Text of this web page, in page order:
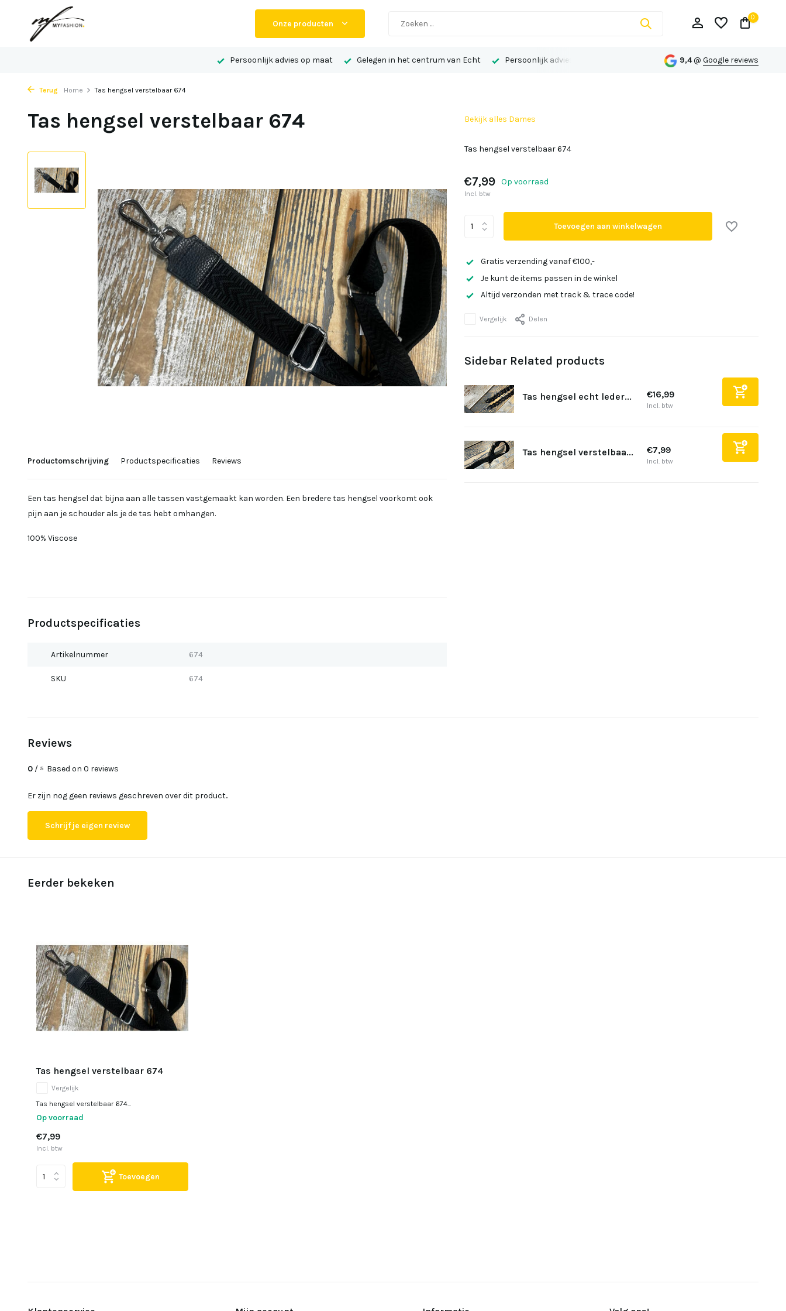
Onze producten
0
Persoonlijk advies op maat Gelegen in het centrum van Echt Persoonlijk advies op maat 9,4@ Google reviews
Terug Home Tas hengsel verstelbaar 674
Tas hengsel verstelbaar 674
Productomschrijving Productspecificaties Reviews
Een tas hengsel dat bijna aan alle tassen vastgemaakt kan worden. Een bredere tas hengsel voorkomt ook
pijn aan je schouder als je de tas hebt omhangen.
100% Viscose
Productspecificaties
Artikelnummer 674
SKU 674
Bekijk alles Dames
Tas hengsel verstelbaar 674
€7,99 Op voorraad
Incl. btw
Toevoegen aan winkelwagen
Gratis verzending vanaf €100,-
Je kunt de items passen in de winkel
Altijd verzonden met track & trace code!
Vergelijk Delen
Sidebar Related products
Tas hengsel echt leder... €16,99
Incl. btw
Tas hengsel verstelbaa... €7,99
Incl. btw
Reviews
0 / 5 Based on 0 reviews
Er zijn nog geen reviews geschreven over dit product..
Schrijf je eigen review
Eerder bekeken
Tas hengsel verstelbaar 674
Vergelijk
Tas hengsel verstelbaar 674...
Op voorraad
€7,99
Incl. btw
Toevoegen